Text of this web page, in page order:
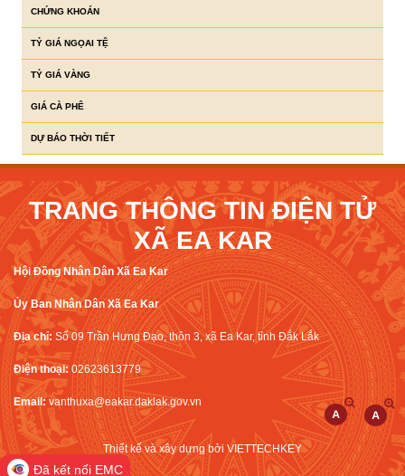
CHỨNG KHOÁN
TỶ GIÁ NGỌAI TỆ
TỶ GIÁ VÀNG
GIÁ CÀ PHÊ
DỰ BÁO THỜI TIẾT
TRANG THÔNG TIN ĐIỆN TỬ
XÃ EA KAR
Hội Đồng Nhân Dân Xã Ea Kar
Ủy Ban Nhân Dân Xã Ea Kar
Địa chỉ: Số 09 Trần Hưng Đạo, thôn 3, xã Ea Kar, tỉnh Đắk Lắk
Điện thoại: 02623613779
Email: vanthuxa@eakar.daklak.gov.vn
Thiết kế và xây dựng bởi VIETTECHKEY
Đã kết nối EMC